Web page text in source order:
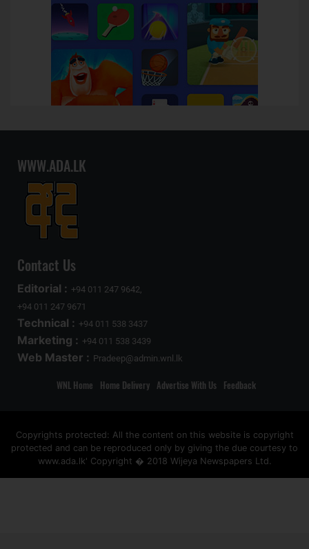
WWW.ADA.LK
Contact Us
Editorial : +94 011 247 9642,
+94 011 247 9671
Technical : +94 011 538 3437
Marketing : +94 011 538 3439
Web Master : Pradeep@admin.wnl.lk
WNL Home Home Delivery Advertise With Us Feedback
Copyrights protected: All the content on this website is copyright
protected and can be reproduced only by giving the due courtesy to
www.ada.lk' Copyright � 2018 Wijeya Newspapers Ltd.